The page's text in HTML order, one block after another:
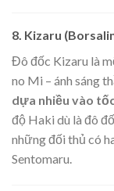
8. Kizaru
Đô đốc Kizaru là
no Mi – ánh sáng
dựa nhiều vào
độ Haki dù là đô
những đối thủ có
Sentomaru.